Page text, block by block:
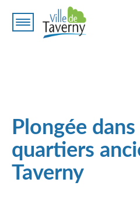
contenu
Plongée dans
quartiers
Taverny
Paramétrer les cookies